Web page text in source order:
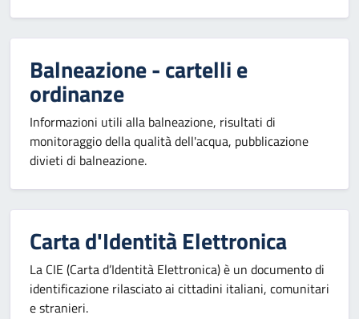
Balneazione - cartelli e
ordinanze
Informazioni utili alla balneazione, risultati di
monitoraggio della qualità dell'acqua, pubblicazione
divieti di balneazione.
Carta d'Identità Elettronica
La CIE (Carta d’Identità Elettronica) è un documento di
identificazione rilasciato ai cittadini italiani, comunitari
e stranieri.